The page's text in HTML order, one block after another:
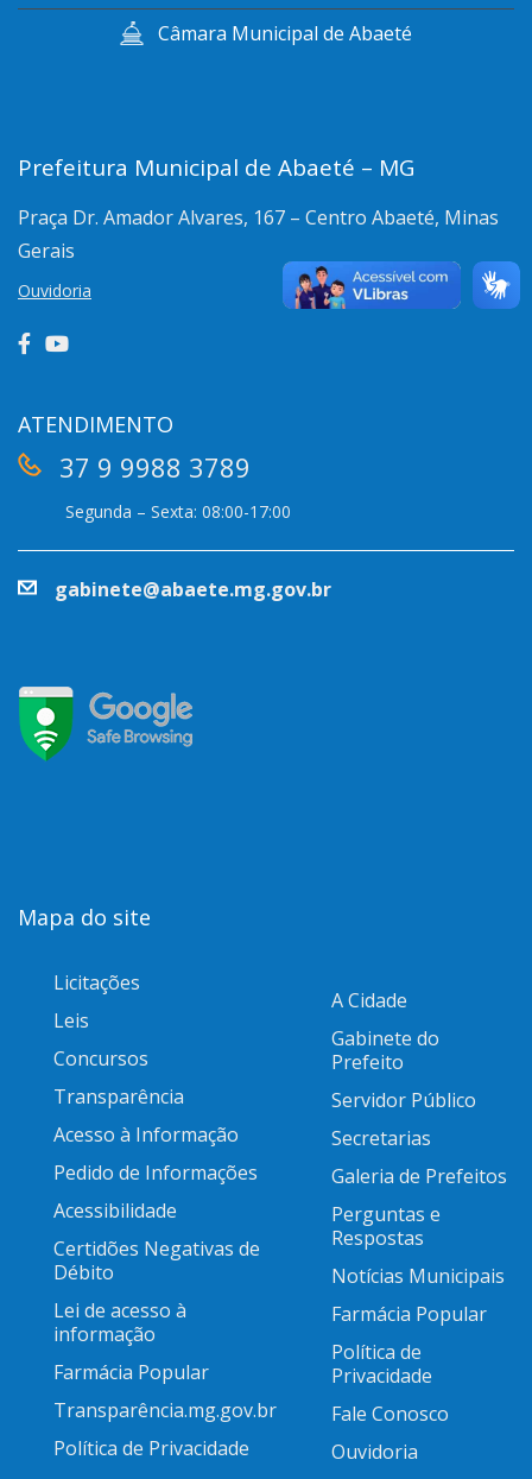
Câmara Municipal de Abaeté
Prefeitura Municipal de Abaeté – MG
Praça Dr. Amador Alvares, 167 – Centro Abaeté, Minas
Gerais
Ouvidoria
ATENDIMENTO
37 9 9988 3789
Segunda – Sexta: 08:00-17:00
gabinete@abaete.mg.gov.br
Mapa do site
Licitações
Leis
Concursos
Transparência
Acesso à Informação
Pedido de Informações
Acessibilidade
Certidões Negativas de
Débito
Lei de acesso à
informação
Farmácia Popular
Transparência.mg.gov.br
Política de Privacidade
A Cidade
Gabinete do
Prefeito
Servidor Público
Secretarias
Galeria de Prefeitos
Perguntas e
Respostas
Notícias Municipais
Farmácia Popular
Política de
Privacidade
Fale Conosco
Ouvidoria